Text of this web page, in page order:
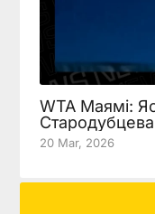
WTA Маямі:
20 Mar, 2026